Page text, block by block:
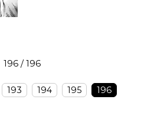
196 / 196
193 194 195 196